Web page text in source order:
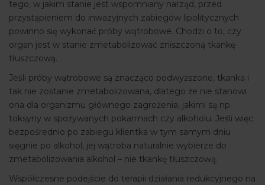
tego, w jakim stanie jest wspomniany narząd, przed
przystąpieniem do inwazyjnych zabiegów lipolitycznych
powinno się wykonać próby wątrobowe. Chodzi o to, czy
organ jest w stanie zmetabolizować zniszczoną tkankę
tłuszczową.
Jeśli próby wątrobowe są znacząco podwyższone, tkanka i
tak nie zostanie zmetabolizowana, dlatego że nie stanowi
ona dla organizmu głównego zagrożenia, jakimi są np.
toksyny w spożywanych pokarmach czy alkoholu. Jeśli więc
bezpośrednio po zabiegu klientka w tym samym dniu
sięgnie po alkohol, jej wątroba naturalnie wybierze do
zmetabolizowania alkohol – nie tkankę tłuszczową.
Współczesne podejście do terapii działania redukcyjnego na